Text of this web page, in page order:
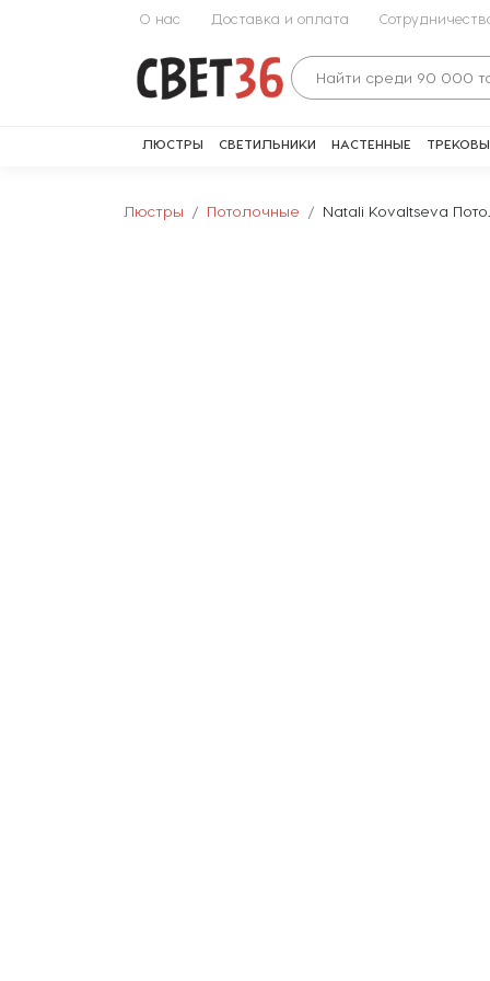
О нас Доставка и оплата
ЛЮСТРЫ СВЕТИЛЬНИКИ НАСТЕННЫЕ
Люстры Потолочные Natali Kovaltseva